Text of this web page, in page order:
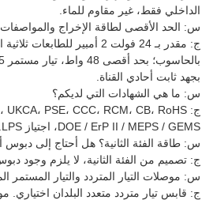
الداخلي فقط، غير مقاوم للماء.
س: الحد الأقصى لطاقة الإخراج والمواصفات
ج: مقدر بـ 24 فولت 2 أمبير
بجهد ثابت أحادي القناة.
س: ما هي الشهادات التي لديكم؟
DOE / ErP II / MEPS / GEMS، اجتياز LPS.
س: طاقة الفئة الثانية؟ هل أحتاج إلى
ج: تصميم من الفئة الثانية، لا يلزم وجود
س: موصلات التيار المتردد والتيار المستمر
ج: قابس تيار متردد متعدد البلدان اختياري.